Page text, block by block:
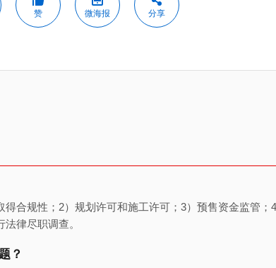
赞 微海报 分享
合规性；2）规划许可和施工许可；3）预售资金监管；
律尽职调查。
？